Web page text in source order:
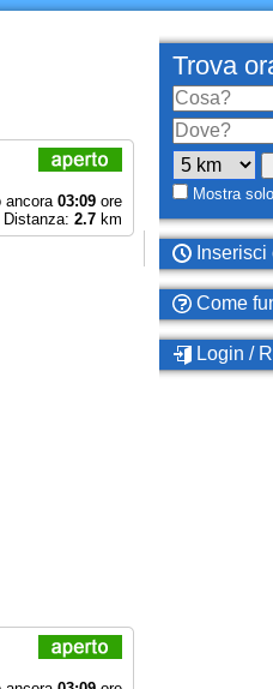
ancora 03:09ore
Distanza: 2.7km
Trova
Mostra
Inserisci
Come
Login /